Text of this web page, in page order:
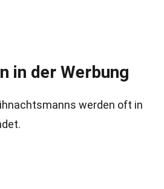
in der Werbung
werden oft in